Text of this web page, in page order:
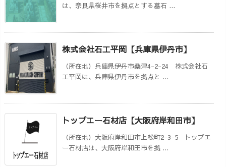
は、奈良県桜井市を拠点とする墓石 ...
株式会社石工平岡【兵庫県伊丹市】
（所在地）兵庫県伊丹市桑津4-2-24 株式会社石
工平岡は、兵庫県伊丹市を拠点と ...
トップエー石材店【大阪府岸和田市】
（所在地）大阪府岸和田市上松町2-3-5 トップエ
ー石材店は、大阪府岸和田市を拠 ...